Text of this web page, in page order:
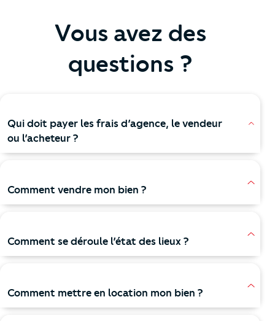
Vous avez des
questions ?
Qui doit payer les frais d’agence, le vendeur
ou l’acheteur ?
Comment vendre mon bien ?
Comment se déroule l’état des lieux ?
Comment mettre en location mon bien ?